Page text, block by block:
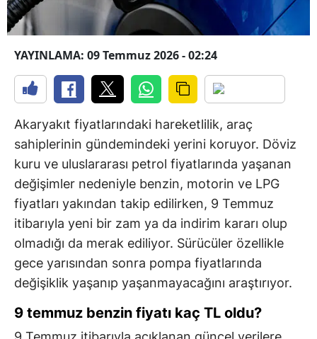
YAYINLAMA: 09 Temmuz 2026 - 02:24
Akaryakıt fiyatlarındaki hareketlilik, araç
sahiplerinin gündemindeki yerini koruyor. Döviz
kuru ve uluslararası petrol fiyatlarında yaşanan
değişimler nedeniyle benzin, motorin ve LPG
fiyatları yakından takip edilirken, 9 Temmuz
itibarıyla yeni bir zam ya da indirim kararı olup
olmadığı da merak ediliyor. Sürücüler özellikle
gece yarısından sonra pompa fiyatlarında
değişiklik yaşanıp yaşanmayacağını araştırıyor.
9 temmuz benzin fiyatı kaç TL oldu?